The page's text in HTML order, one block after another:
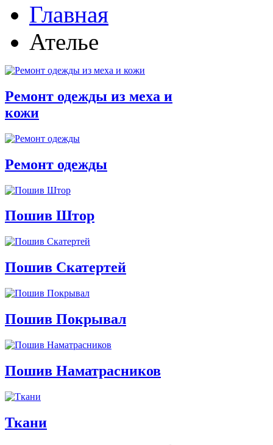
Главная
Ателье
Ремонт одежды из меха и
кожи
Ремонт одежды
Пошив Штор
Пошив Скатертей
Пошив Покрывал
Пошив Наматрасников
Ткани